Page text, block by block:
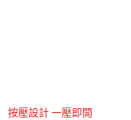
按壓設計 一壓即開